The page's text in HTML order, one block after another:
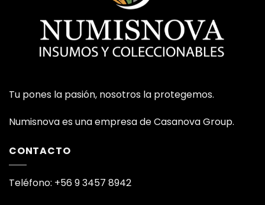
Tu pones la pasión, nosotros la protegemos.
Numisnova es una empresa de Casanova Group.
CONTACTO
Teléfono: +56 9 3457 8942